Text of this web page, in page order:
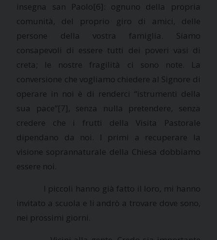
insegna san Paolo[6]: ognuno della propria
comunità, del proprio giro di amici, delle
persone della vostra famiglia. Siamo
consapevoli di essere tutti dei poveri vasi di
creta; le nostre fragilità ci sono note. La
conversione che vogliamo chiedere al Signore di
operare in noi è di renderci “istrumenti della
sua pace”[7], senza nulla pretendere, senza
credere che i frutti della Visita Pastorale
dipendano da noi. I primi a recuperare la
visione soprannaturale della Chiesa dobbiamo
essere noi.
I piccoli hanno già fatto il loro, mi hanno
invitato a scuola e li andrò a trovare dove sono,
nei prossimi giorni.